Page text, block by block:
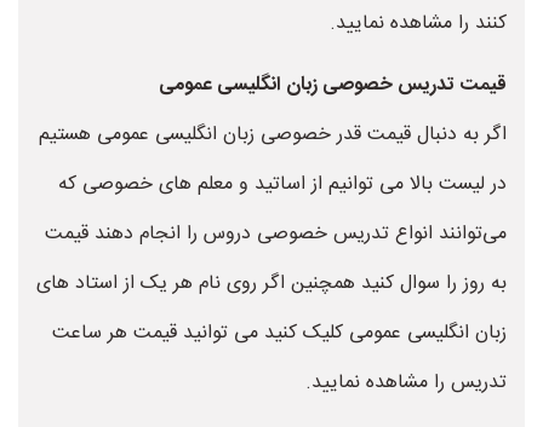
کنند را مشاهده نمایید.
قیمت تدریس خصوصی زبان انگلیسی عمومی
اگر به دنبال قیمت قدر خصوصی زبان انگلیسی عمومی هستیم
در لیست بالا می توانیم از اساتید و معلم های خصوصی که
می‌توانند انواع تدریس خصوصی دروس را انجام دهند قیمت
به روز را سوال کنید همچنین اگر روی نام هر یک از استاد های
زبان انگلیسی عمومی کلیک کنید می توانید قیمت هر ساعت
تدریس را مشاهده نمایید.